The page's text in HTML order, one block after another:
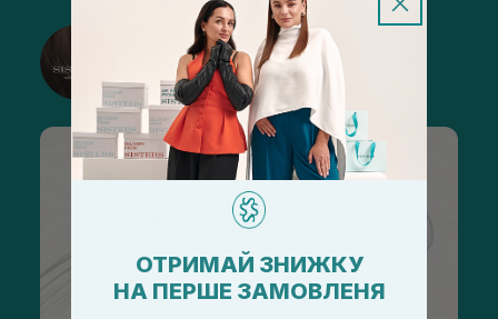
@sisters_stelmakh в Instagram
Підписатися
ОТРИМАЙ ЗНИЖКУ
НА ПЕРШЕ ЗАМОВЛЕНЯ